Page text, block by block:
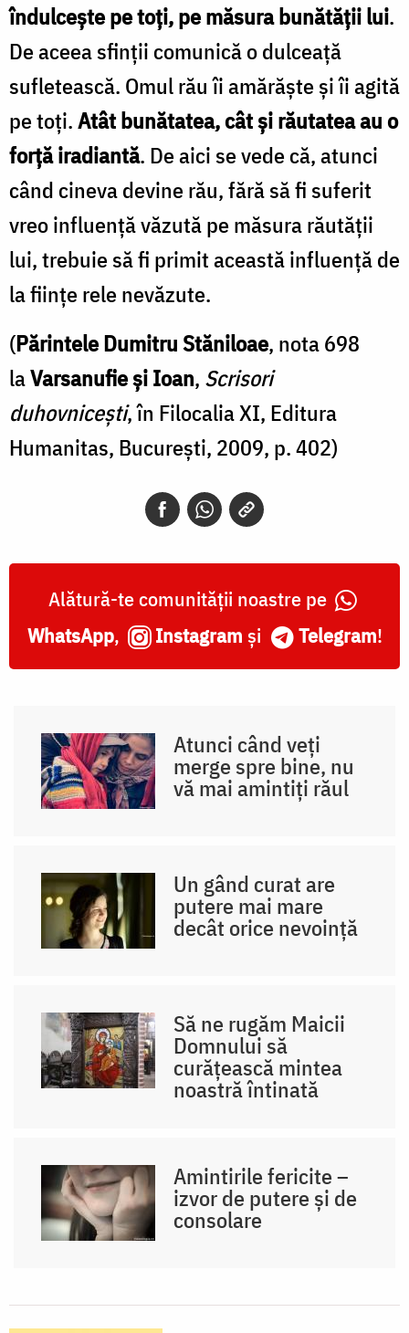
îndulcește pe toți, pe măsura bunătății lui.
De aceea sfinții comunică o dulceață
sufletească. Omul rău îi amărăște și îi agită
pe toți.Atât bunătatea, cât și răutatea au o
forță iradiantă. De aici se vede că, atunci
când cineva devine rău, fără să fi suferit
vreo influență văzută pe măsura răutății
lui, trebuie să fi primit această influență de
la ființe rele nevăzute.
(Părintele Dumitru Stăniloae, nota 698
laVarsanufie și Ioan, Scrisori
duhovnicești, în Filocalia XI, Editura
Humanitas, București, 2009, p. 402)
Alătură-te comunității noastre pe
WhatsApp, Instagram și Telegram!
Atunci când veți
merge spre bine, nu
vă mai amintiți răul
Un gând curat are
putere mai mare
decât orice nevoință
Să ne rugăm Maicii
Domnului să
curățească mintea
noastră întinată
Amintirile fericite –
izvor de putere și de
consolare